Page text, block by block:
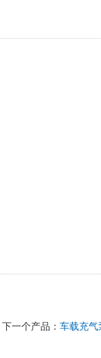
下一个产品： 车载充气